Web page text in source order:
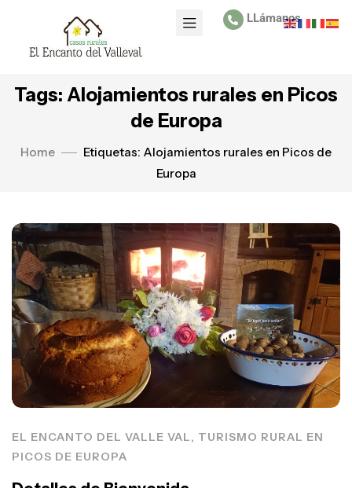
LLámanos
Tags: Alojamientos rurales en Picos
de Europa
Home
Etiquetas: Alojamientos rurales en Picos de
Europa
EL ENCANTO DEL VALLE VAL, TURISMO RURAL EN
PICOS DE EUROPA